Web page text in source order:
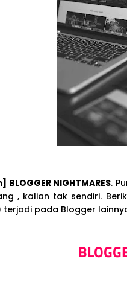
NIGHTMARES.
, kalian tak sendiri.
terjadi pada Blogger